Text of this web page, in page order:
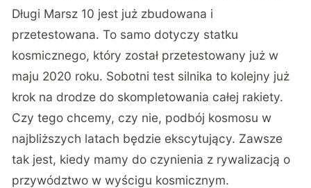
Długi Marsz 10 jest już zbudowana i
przetestowana. To samo dotyczy statku
kosmicznego, który został przetestowany już w
maju 2020 roku. Sobotni test silnika to kolejny już
krok na drodze do skompletowania całej rakiety.
Czy tego chcemy, czy nie, podbój kosmosu w
najbliższych latach będzie ekscytujący. Zawsze
tak jest, kiedy mamy do czynienia z rywalizacją o
przywództwo w wyścigu kosmicznym.